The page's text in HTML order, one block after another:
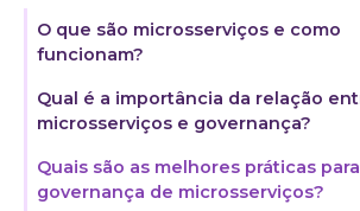
O que são microsserviços e como
funcionam?
Qual é a importância da relação
microsserviços e governança?
Quais são as melhores práticas para
governança de microsserviços?